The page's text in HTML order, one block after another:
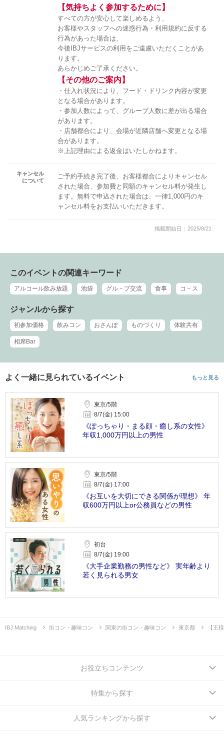
【気持ちよく参加するために】
すべての方が安心して楽しめるよう、
お客様やスタッフへの迷惑行為・利用規約に反する
行為があった場合は、
今後IBJサービスの利用をご遠慮いただくことがあ
ります。
あらかじめご了承ください。
【その他のご案内】
・仕入れ状況により、フード・ドリンク内容が変更
となる場合があります。
・参加人数によって、グループ人数に差が出る場合
があります。
・店舗都合により、会場が近隣店舗へ変更となる場
合があります。
※上記理由による返金はいたしかねます。
キャンセル
について
ご予約手続き完了後、お客様都合によりキャンセル
された場合、参加費と同額のキャンセル料が発生し
ます。無料で申込された場合は、一律1,000円のキ
ャンセル料をお支払いいただきます。
掲載開始日：2025/8/21
このイベントの関連キーワード
アルコール飲み放題 池袋 グル－プ交流 食事 コ－ス
ジャンルから探す
初参加価格 飲みコン おさんぽ ものづくり 体験共有
相席Bar
よく一緒に見られているイベント もっと見る
東京/5階
8/7(金) 15:00
《ぽっちゃり・まる顔・癒し系の女性》
年収1,000万円以上の男性
東京/5階
8/7(金) 17:00
《お互いを大切にできる関係が理想》 年
収600万円以上or公務員などの男性
初台
8/7(金) 19:00
《大手企業勤務の男性など》 実年齢より
若く見られる男女
IBJ Matching 街コン・趣味コン 関東の街コン・趣味コン 東京都 【王
お役立ちコンテンツ
特集から探す
人気ランキングから探す